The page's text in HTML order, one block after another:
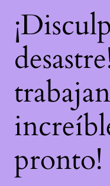
pronto!